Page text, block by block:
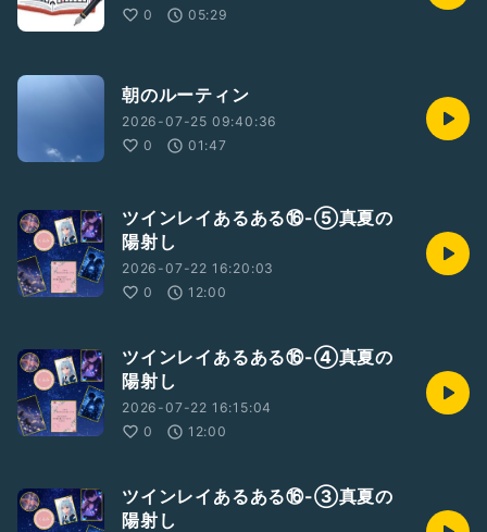
0
05:29
朝のルーティン
2026-07-25 09:40:36
0
01:47
ツインレイあるある⑯-⑤真夏の
陽射し
2026-07-22 16:20:03
0
12:00
ツインレイあるある⑯-④真夏の
陽射し
2026-07-22 16:15:04
0
12:00
ツインレイあるある⑯-③真夏の
陽射し